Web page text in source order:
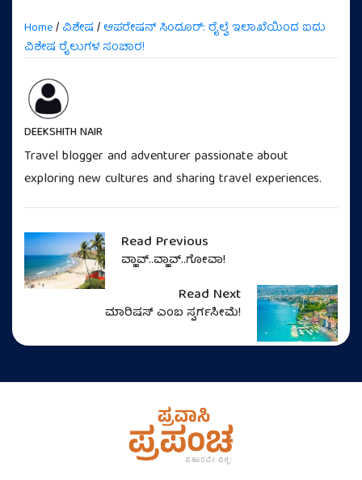
Home/ ವಿಶೇಷ/ ಆಪರೇಷನ್ ಸಿಂದೂರ್: ರೈಲ್ವೆ ಇಲಾಖೆಯಿಂದ ಐದು
ವಿಶೇಷ ರೈಲುಗಳ ಸಂಚಾರ!
DEEKSHITH NAIR
Travel blogger and adventurer passionate about
exploring new cultures and sharing travel experiences.
Read Previous
ವ್ಹಾವ್..ವ್ಹಾವ್..ಗೋವಾ!
Read Next
ಮಾರಿಷಸ್‌ ಎಂಬ ಸ್ವರ್ಗಸೀಮೆ!